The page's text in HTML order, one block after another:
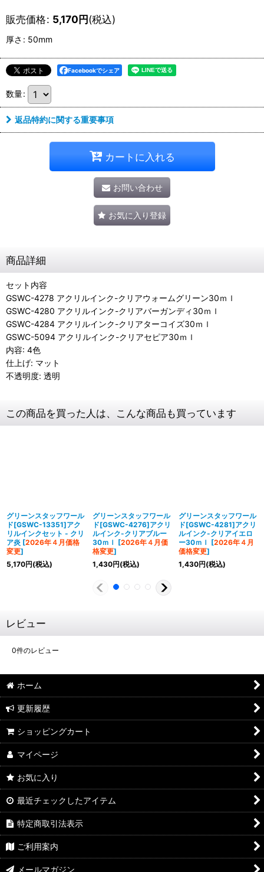
販売価格: 5,170円(税込)
厚さ : 50mm
Facebookでシェア
数量:
返品特約に関する重要事項
カートに入れる
お問い合わせ
お気に入り登録
商品詳細
セット内容
GSWC-4278 アクリルインク-クリアウォームグリーン30ｍｌ
GSWC-4280 アクリルインク-クリアバーガンディ30ｍｌ
GSWC-4284 アクリルインク-クリアターコイズ30ｍｌ
GSWC-5094 アクリルインク-クリアセピア30ｍｌ
内容: 4色
仕上げ: マット
不透明度: 透明
この商品を買った人は、こんな商品も買っています
グリーンスタッフワール
ド[GSWC-13351]アク
リルインクセット - クリ
ア炎 [2026年４月価格
変更]
5,170円(税込)
グリーンスタッフワール
ド[GSWC-4276]アクリ
ルインク-クリアブルー
30ｍｌ [2026年４月価
格変更]
1,430円(税込)
グリーンスタッフワール
ド[GSWC-4281]アクリ
ルインク-クリアイエロ
ー30ｍｌ [2026年４月
価格変更]
1,430円(税込)
レビュー
0件のレビュー
ホーム
更新履歴
ショッピングカート
マイページ
お気に入り
最近チェックしたアイテム
特定商取引法表示
ご利用案内
メールマガジン